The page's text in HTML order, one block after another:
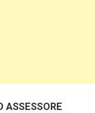
ASSESSORE